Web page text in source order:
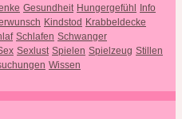
Gesundheit Hungergefühl Info
Kindstod Krabbeldecke
Schlafen Schwanger
Sexlust Spielen Spielzeug Stillen
Wissen